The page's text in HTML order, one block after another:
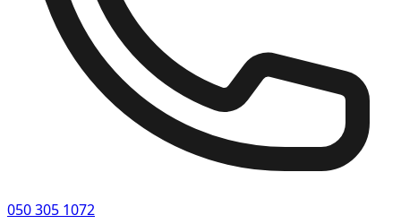
050 305 1072